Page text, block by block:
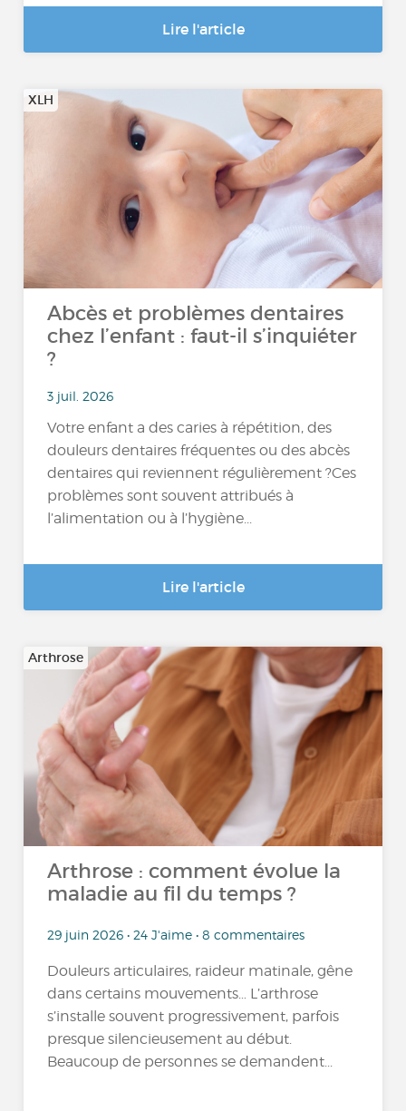
Lire l'article
XLH
Abcès et problèmes dentaires
chez l’enfant : faut-il s’inquiéter
?
3 juil. 2026
Votre enfant a des caries à répétition, des
douleurs dentaires fréquentes ou des abcès
dentaires qui reviennent régulièrement ?Ces
problèmes sont souvent attribués à
l’alimentation ou à l’hygiène...
Lire l'article
Arthrose
Arthrose : comment évolue la
maladie au fil du temps ?
29 juin 2026 • 24 J'aime • 8 commentaires
Douleurs articulaires, raideur matinale, gêne
dans certains mouvements… L’arthrose
s’installe souvent progressivement, parfois
presque silencieusement au début.
Beaucoup de personnes se demandent...